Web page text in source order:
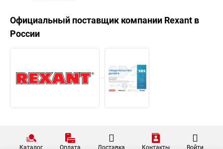
Официальный поставщик компании Rexant в
России
Каталог Оплата Доставка Контакты Войти